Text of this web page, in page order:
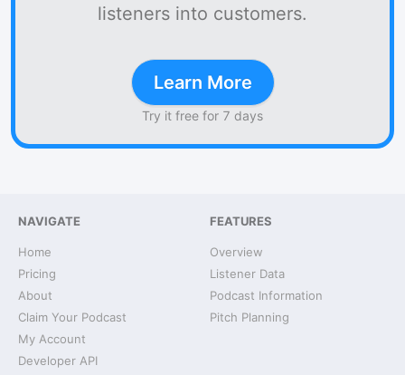
listeners into customers.
Learn More
Try it free for 7 days
NAVIGATE
Home
Pricing
About
Claim Your Podcast
My Account
Developer API
FEATURES
Overview
Listener Data
Podcast Information
Pitch Planning